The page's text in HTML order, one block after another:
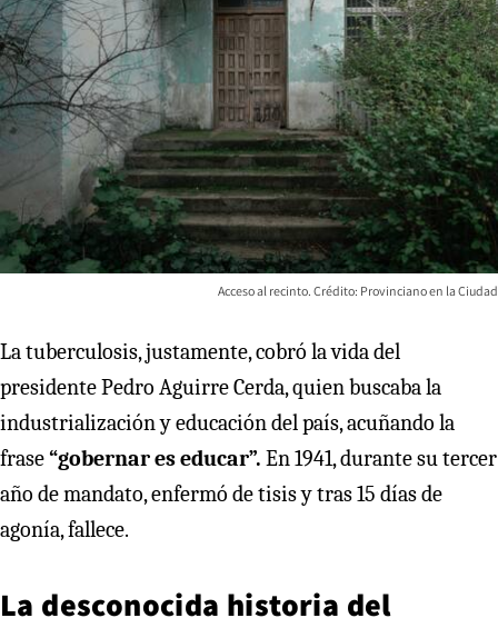
Acceso al recinto. Crédito: Provinciano en la Ciudad
La tuberculosis, justamente, cobró la vida del
presidente Pedro Aguirre Cerda, quien buscaba la
industrialización y educación del país, acuñando la
frase“gobernar es educar”. En 1941, durante su tercer
año de mandato, enfermó de tisis y tras 15 días de
agonía, fallece.
La desconocida historia del